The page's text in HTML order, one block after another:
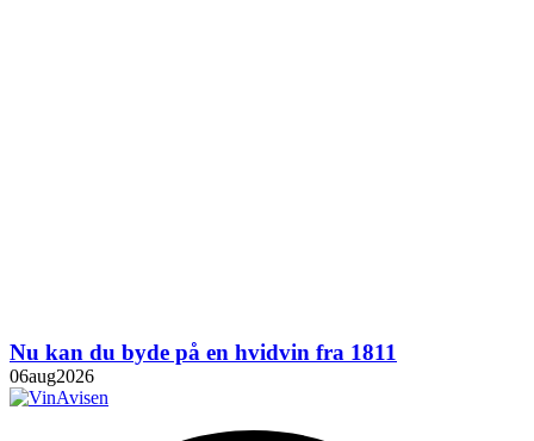
Nu kan du byde på en hvidvin fra 1811
06aug2026